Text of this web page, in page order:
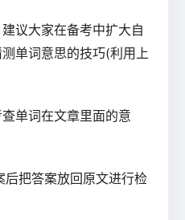
议大家在备考中扩大自
单词意思的技巧(利用上
单词在文章里面的意
把答案放回原文进行检